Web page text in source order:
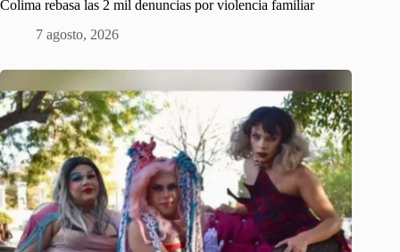
Colima rebasa las 2 mil denuncias por violencia familiar
7 agosto, 2026